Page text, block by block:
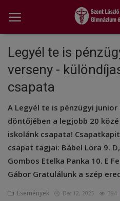
Főoldal
A tanév rendje
Diákönkormányzat
Egészségnevelés
Hitélet
Legyél te is
verseny -
csapata
A Legyél te is pénzügyi
döntőjében a legjobb 20
iskolánk csapata!
csapat tagjai: Bábel Lora 9.
Gombos Etelka Panka 10. E
Gábor Gratulálunk a szép
Események Dec 12, 2025 394